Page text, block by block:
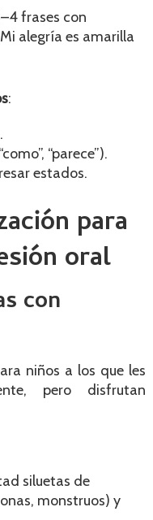
frases con
alegría es amarilla
:
“parece”).
estados.
para
oral
con
niños a los que les
pero disfrutan
siluetas de
monstruos) y